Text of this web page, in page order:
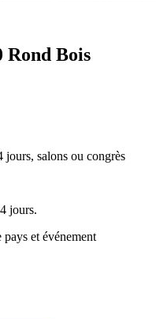
Bois
jours, salons ou congrès
jours.
et événement